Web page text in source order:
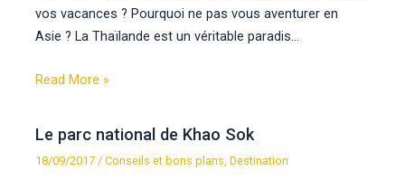
vos vacances ? Pourquoi ne pas vous aventurer en
Asie ? La Thaïlande est un véritable paradis…
Read More »
Le parc national de Khao Sok
18/09/2017 /Conseils et bons plans ,Destination